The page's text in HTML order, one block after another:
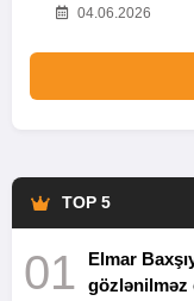
04.06.2026
TOP 5
01
Elmar
gözlənilməz